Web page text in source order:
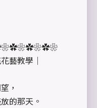
藝教學｜
，
的那天。